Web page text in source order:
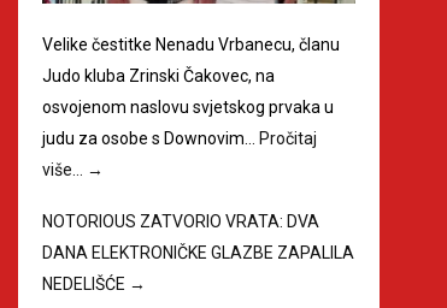
Velike čestitke Nenadu Vrbanecu, članu
Judo kluba Zrinski Čakovec, na
osvojenom naslovu svjetskog prvaka u
judu za osobe s Downovim…
Pročitaj
više…
→
NOTORIOUS ZATVORIO VRATA: DVA
DANA ELEKTRONIČKE GLAZBE ZAPALILA
NEDELIŠĆE →